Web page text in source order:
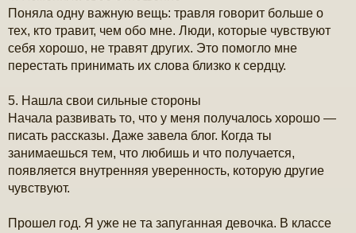
Поняла одну важную вещь: травля говорит больше о
тех, кто травит, чем обо мне. Люди, которые чувствуют
себя хорошо, не травят других. Это помогло мне
перестать принимать их слова близко к сердцу.
5. Нашла свои сильные стороны
Начала развивать то, что у меня получалось хорошо —
писать рассказы. Даже завела блог. Когда ты
занимаешься тем, что любишь и что получается,
появляется внутренняя уверенность, которую другие
чувствуют.
Прошел год. Я уже не та запуганная девочка. В классе